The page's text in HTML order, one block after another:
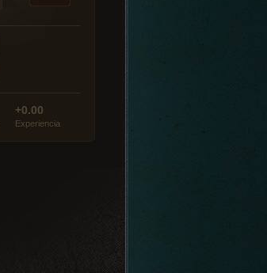
+0.00
Experiencia